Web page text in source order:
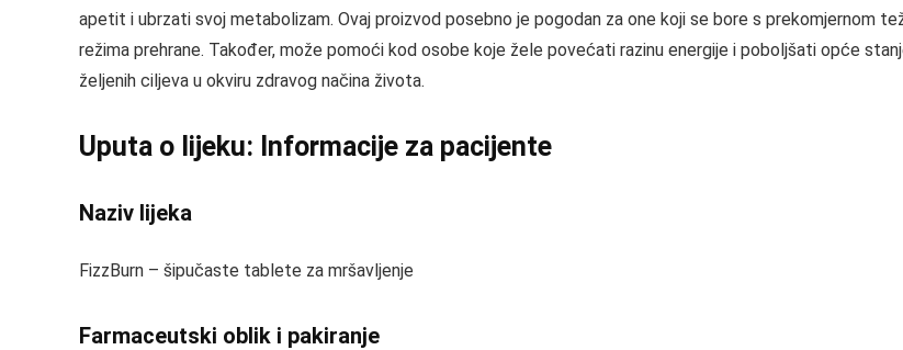
apetit i ubrzati svoj metabolizam. Ovaj proizvod posebno je pogodan za one koji se bore s prekomjernom
režima prehrane. Također, može pomoći kod osobe koje žele povećati razinu energije i poboljšati opće
željenih ciljeva u okviru zdravog načina života.
Uputa o lijeku: Informacije za pacijente
Naziv lijeka
FizzBurn – šipučaste tablete za mršavljenje
Farmaceutski oblik i pakiranje